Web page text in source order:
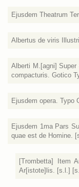
Ejusdem Theatrum
Albertus de viris
Alberti M.[agni]
compacturis. Gotico
Ejusdem opera. Typo
Ejusdem 1ma Pars
quae est de Homine.
[Trombetta] Item
Ar[istote]lis. [s.l.]